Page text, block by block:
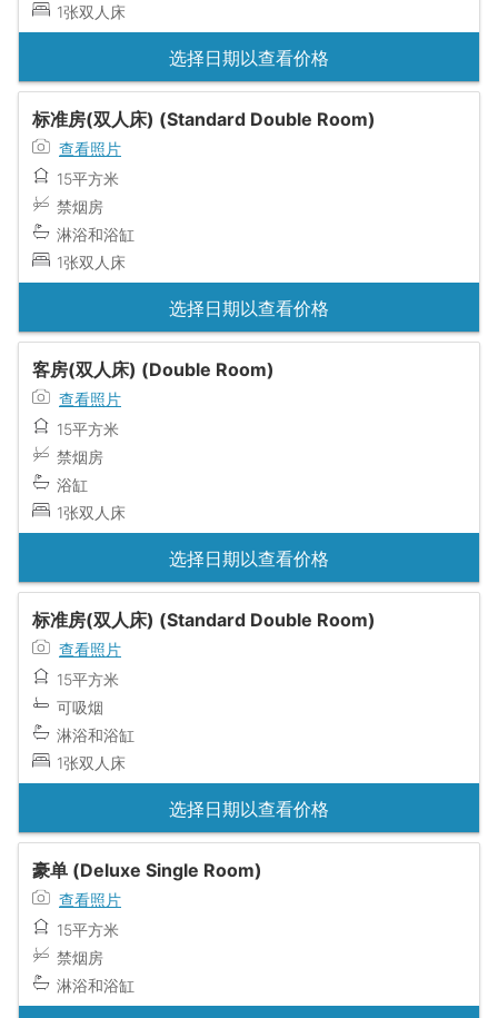
1张双人床
选择日期以查看价格
标准房(双人床) (Standard Double Room)
查看照片
15平方米
禁烟房
淋浴和浴缸
1张双人床
选择日期以查看价格
客房(双人床) (Double Room)
查看照片
15平方米
禁烟房
浴缸
1张双人床
选择日期以查看价格
标准房(双人床) (Standard Double Room)
查看照片
15平方米
可吸烟
淋浴和浴缸
1张双人床
选择日期以查看价格
豪单 (Deluxe Single Room)
查看照片
15平方米
禁烟房
淋浴和浴缸